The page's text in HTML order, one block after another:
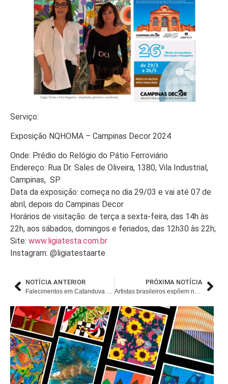
Serviço:
Exposição NQHOMA – Campinas Decor 2024
Onde: Prédio do Relógio do Pátio Ferroviário
Endereço: Rua Dr. Sales de Oliveira, 1380, Vila Industrial,
Campinas, SP
Data da exposição: começa no dia 29/03 e vai até 07 de
abril, depois do Campinas Decor
Horários de visitação: de terça a sexta-feira, das 14h às
22h, aos sábados, domingos e feriados, das 12h30 às 22h;
Site: www.ligiatesta.com.br
Instagram: @ligiatestaarte
NOTÍCIA ANTERIOR PRÓXIMA NOTÍCIA